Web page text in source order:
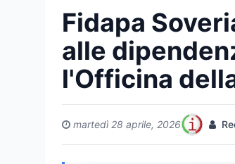
Fidapa
alle
l'Officina
martedì 28 aprile, 2026